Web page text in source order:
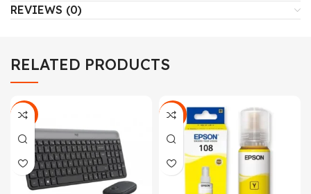
REVIEWS (0)
RELATED PRODUCTS
-10% -11%